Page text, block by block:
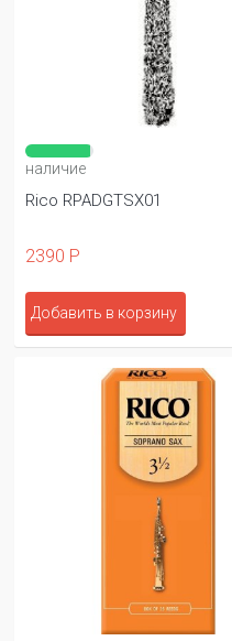
наличие
Rico RPADGTSX01
2390 Р
Добавить в корзину